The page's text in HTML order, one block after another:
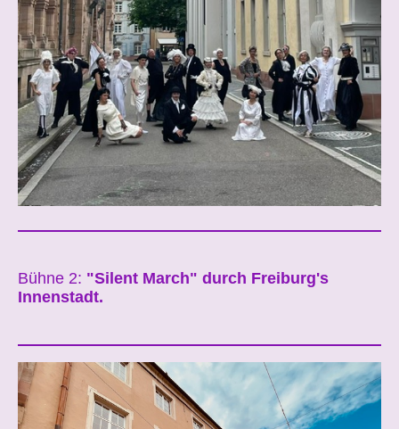
Bühne 2: "Silent March" durch Freiburg's
Innenstadt.